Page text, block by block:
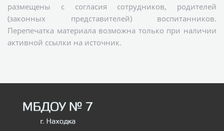
размещены с согласия сотрудников, родителей
(законных представителей) воспитанников.
Перепечатка материала возможна только при наличии
активной ссылки на источник.